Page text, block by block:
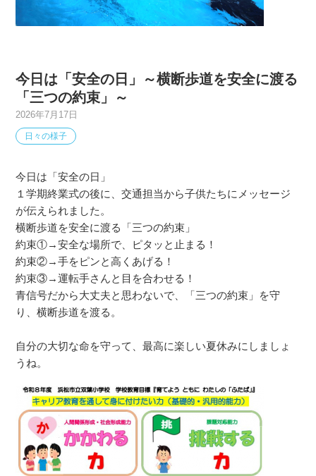
今日は「安全の日」～横断歩道を安全に渡る
「三つの約束」～
2026年7月17日
日々の様子
今日は「安全の日」
１学期終業式の後に、交通担当から子供たちにメッセージ
が伝えられました。
横断歩道を安全に渡る「三つの約束」
約束①→安全な場所で、ピタッと止まる！
約束②→手をピンと高くあげる！
約束③→運転手さんと目を合わせる！
青信号だから大丈夫と思わないで、「三つの約束」を守
り、横断歩道を渡る。
自分の大切な命を守って、最高に楽しい夏休みにしましょ
うね。